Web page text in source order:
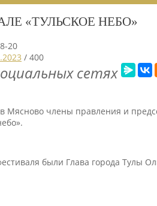
«ТУЛЬСКОЕ НЕБО»
20
/ 400
сетях
Мясново члены правления и
были Глава города Тулы